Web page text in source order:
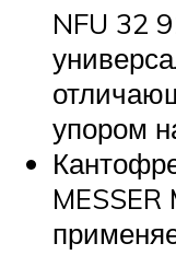
NFU 32
упором